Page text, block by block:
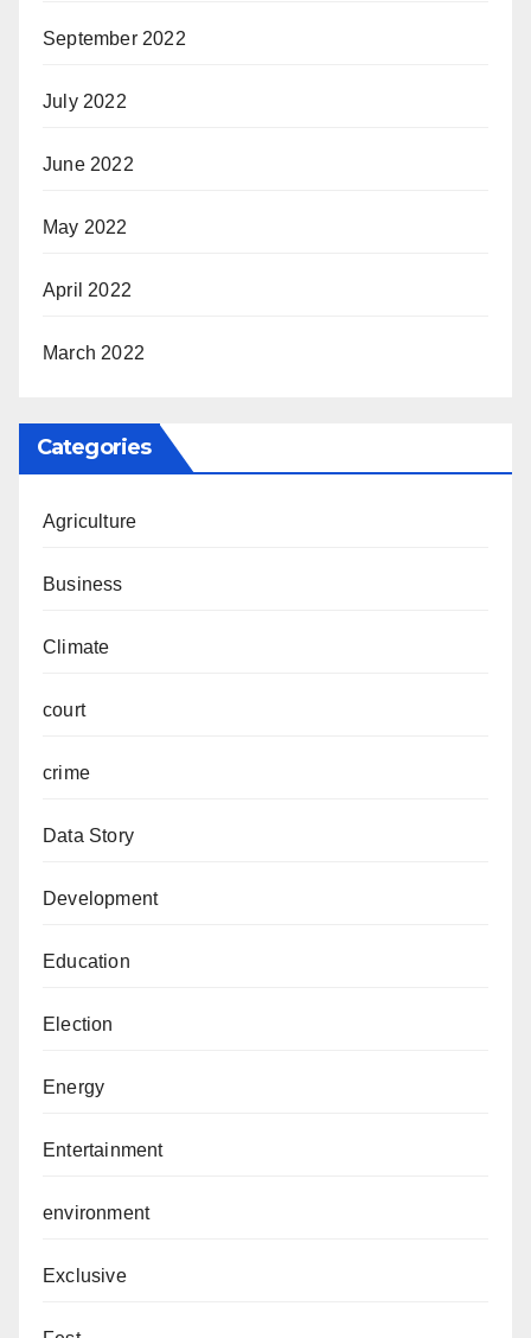
September 2022
July 2022
June 2022
May 2022
April 2022
March 2022
Categories
Agriculture
Business
Climate
court
crime
Data Story
Development
Education
Election
Energy
Entertainment
environment
Exclusive